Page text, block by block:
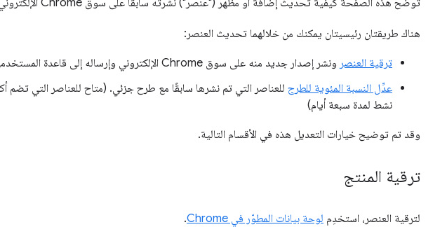
توضّح هذه الصفحة كيفية تحديث إضافة أو مظهر ("عنصر") نشرته سابقًا على سوق Chrome الإلكتروني.
هناك طريقتان رئيسيتان يمكنك من خلالهما تحديث العنصر:
ترقية العنصر ونشر إصدار جديد منه على سوق Chrome الإلكتروني وإرساله إلى قاعدة المستخدمين
عدِّل النسبة المئوية للطرح
نشط لمدة سبعة أيام)
وقد تم توضيح خيارات التعديل هذه في الأقسام التالية.
ترقية المنتج
لترقية العنصر، استخدِم لوحة بيانات المطوّر في Chrome .